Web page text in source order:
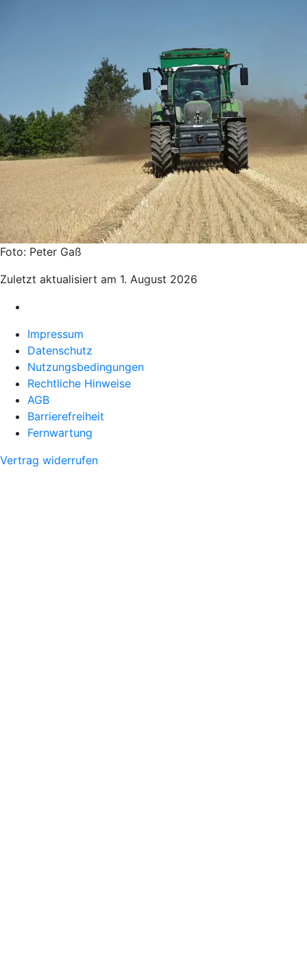
Foto: Peter Gaß
Zuletzt aktualisiert am 1. August 2026
Impressum
Datenschutz
Nutzungsbedingungen
Rechtliche Hinweise
AGB
Barrierefreiheit
Fernwartung
Vertrag widerrufen